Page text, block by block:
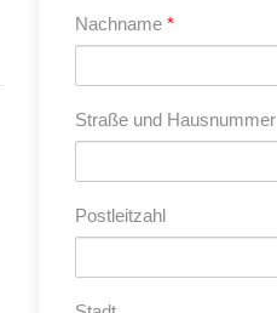
Nachname *
Straße und Hausnummer
Postleitzahl